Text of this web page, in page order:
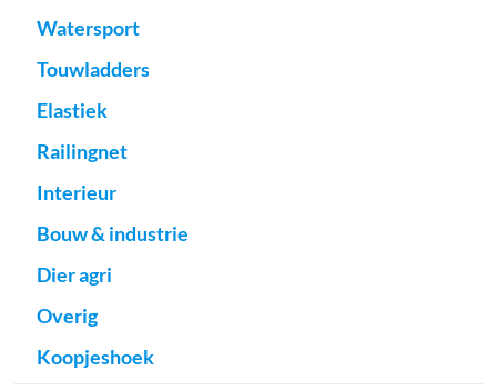
Watersport
Touwladders
Elastiek
Railingnet
Interieur
Bouw & industrie
Dier agri
Overig
Koopjeshoek